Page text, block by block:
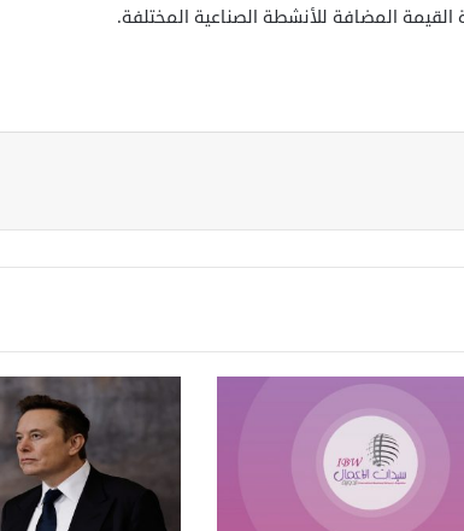
القيمة المضافة للأنشطة الصناعية المختلفة.